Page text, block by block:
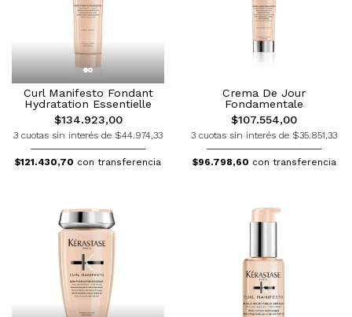
Curl Manifesto Fondant
Hydratation Essentielle
$134.923,00
3 cuotas sin interés de $44.974,33
$121.430,70 con transferencia
Crema De Jour
Fondamentale
$107.554,00
3 cuotas sin interés de $35.851,33
$96.798,60 con transferencia